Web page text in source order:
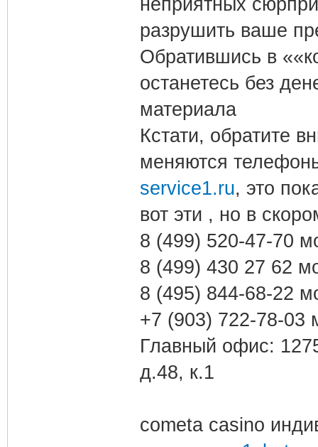
разрушить ваше
Обратившись в
останетесь без
материала
Кстати, обратите
меняются
service1.ru, это
вот эти , но в
8 (499) 520-47-70
8 (499) 430 27 62
8 (495) 844-68-22
+7 (903) 722-78-03
Главный офис:
д.48, к.1
cometa casino